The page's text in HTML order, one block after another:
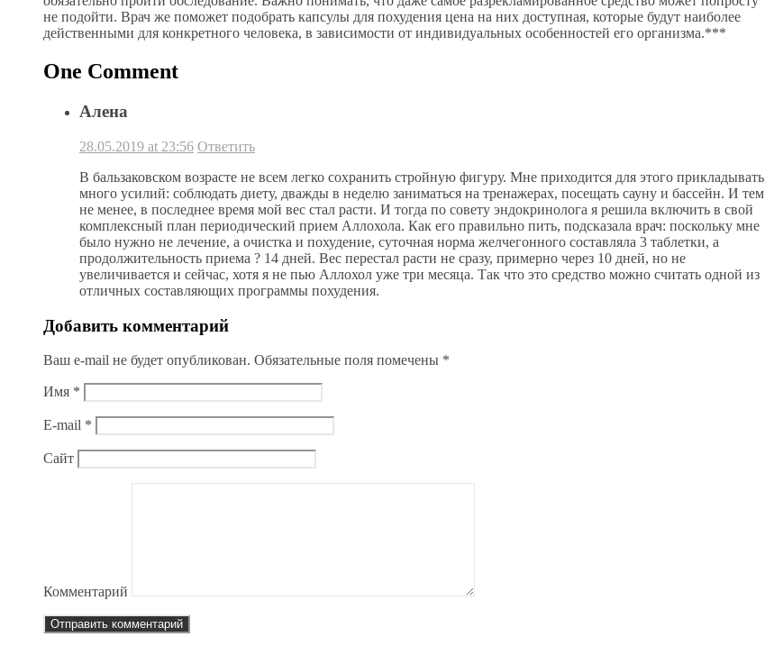
не подойти. Врач же поможет подобрать капсулы для похудения цена на них доступная, которые будут наиболее
действенными для конкретного человека, в зависимости от индивидуальных особенностей его организма.***
One Comment
Алена
28.05.2019 at 23:56 Ответить
В бальзаковском возрасте не всем легко сохранить стройную фигуру. Мне приходится для этого прикладывать
много усилий: соблюдать диету, дважды в неделю заниматься на тренажерах, посещать сауну и бассейн. И тем
не менее, в последнее время мой вес стал расти. И тогда по совету эндокринолога я решила включить в свой
комплексный план периодический прием Аллохола. Как его правильно пить, подсказала врач: поскольку мне
было нужно не лечение, а очистка и похудение, суточная норма желчегонного составляла 3 таблетки, а
продолжительность приема ? 14 дней. Вес перестал расти не сразу, примерно через 10 дней, но не
увеличивается и сейчас, хотя я не пью Аллохол уже три месяца. Так что это средство можно считать одной из
отличных составляющих программы похудения.
Добавить комментарий
Ваш e-mail не будет опубликован. Обязательные поля помечены *
Имя *
E-mail *
Сайт
Комментарий